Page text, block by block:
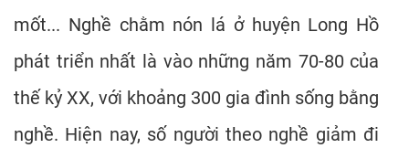
mốt... Nghề chằm nón lá ở huyện Long Hồ
phát triển nhất là vào những năm 70-80 của
thế kỷ XX, với khoảng 300 gia đình sống bằng
nghề. Hiện nay, số người theo nghề giảm đi